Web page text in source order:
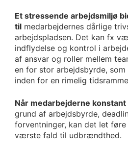
Et stressende arbejdsmiljø
til medarbejdernes dårlige
arbejdspladsen. Det kan fx
indflydelse og kontrol i
af ansvar og roller mellem
en for stor arbejdsbyrde,
inden for en rimelig
Når medarbejderne
grund af arbejdsbyrde,
forventninger, kan det let
værste fald til udbrændthed.